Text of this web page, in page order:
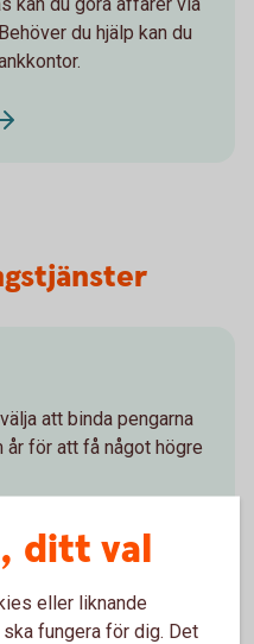
du hjälp kan du
att binda pengarna
för att få något högre
ditt val
eller liknande
fungera för dig. Det